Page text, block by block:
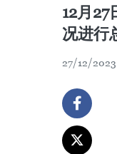
12月
况进行
27/12/2023